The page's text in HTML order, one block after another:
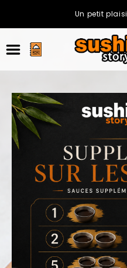
Un petit
ACCUEIL
LA CARTE
VOTRE COMPTE
NOTRE RESTAURANT